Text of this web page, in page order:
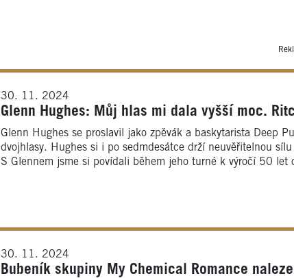
30. 11. 2024
Glenn Hughes: Můj hlas mi dala vyšší moc.
Glenn Hughes se proslavil jako zpěvák a baskytarista Deep
dvojhlasy. Hughes si i po sedmdesátce drží neuvěřitelnou
S Glennem jsme si povídali během jeho turné k výročí 50 let
30. 11. 2024
Bubeník skupiny My Chemical Romance